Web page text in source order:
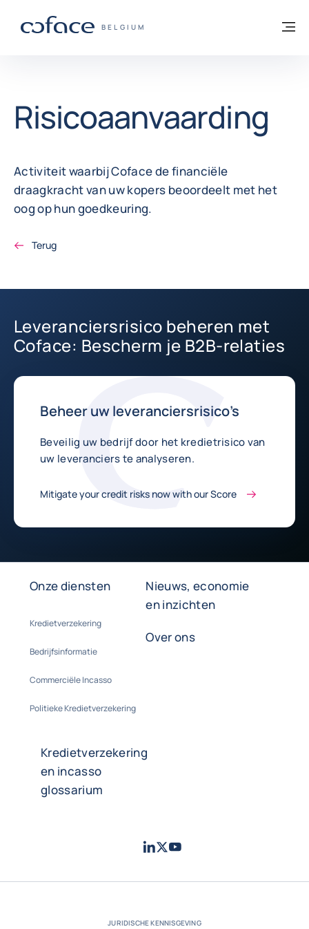
COFACE, FOR TRADE - GROEP WEBSITE
BELGIUM
Terug naar startpagina
Risicoaanvaarding
Activiteit waarbij Coface de financiële
draagkracht van uw kopers beoordeelt met het
oog op hun goedkeuring.
Terug
Leveranciersrisico beheren met
Coface: Bescherm je B2B-relaties
Beheer uw leveranciersrisico’s
Beveilig uw bedrijf door het kredietrisico van
uw leveranciers te analyseren.
Mitigate your credit risks now with our Score
Onze diensten
Kredietverzekering
Bedrijfsinformatie
Commerciële Incasso
Politieke Kredietverzekering
Nieuws, economie
en inzichten
Over ons
Kredietverzekering
en incasso
glossarium
LinkedIn
TwitterYoutube
JURIDISCHE KENNISGEVING